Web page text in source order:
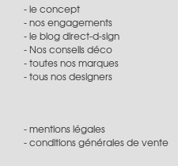
le concept
nos engagements
le blog direct-d-sign
Nos conseils déco
toutes nos marques
tous nos designers
mentions légales
conditions générales de vente